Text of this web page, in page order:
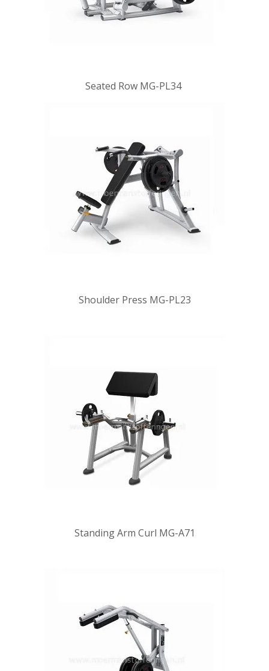
Seated Row MG-PL34
Shoulder Press MG-PL23
Standing Arm Curl MG-A71